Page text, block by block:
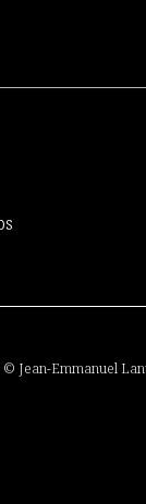
© Jean-Emmanuel